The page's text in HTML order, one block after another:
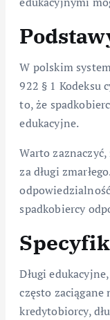
W polskim
922 § 1 Kodeksu
to, że
edukacyjne.
Warto
za długi
spadkobiercy
Długi
często zaciągane
kredytobiorcy,